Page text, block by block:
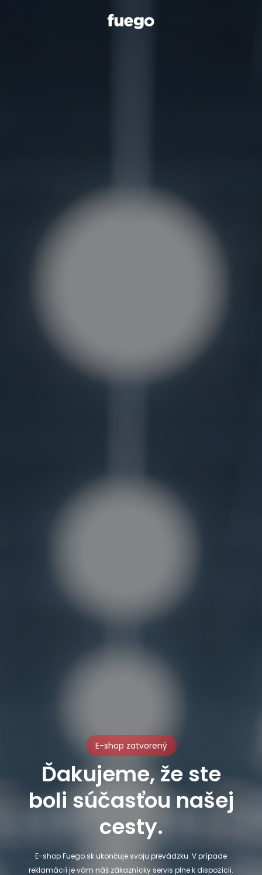
E-shop zatvorený
Ďakujeme, že ste
boli súčasťou našej
cesty.
E-shop Fuego.sk ukončuje svoju prevádzku. V prípade
reklamácií je vám náš zákaznícky servis plne k dispozícii.